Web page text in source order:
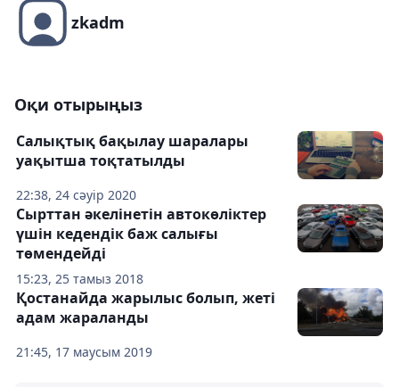
zkadm
Оқи отырыңыз
22:38, 24 сәуір 2020
Салықтық бақылау шаралары
уақытша тоқтатылды
15:23, 25 тамыз 2018
Сырттан әкелінетін автокөліктер
үшін кедендік баж салығы
төмендейді
21:45, 17 маусым 2019
Қостанайда жарылыс болып, жеті
адам жараланды